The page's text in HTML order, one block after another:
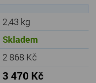
2,43 kg
Skladem
2 868 Kč
3 470 Kč